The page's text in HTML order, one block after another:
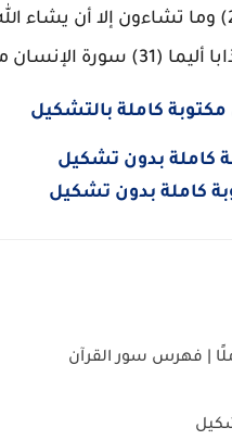
بدون تشكيل
كاملة بالتشكيل
كاملة بدون تشكيل
كاملة بدون تشكيل
| فهرس سور القرآن